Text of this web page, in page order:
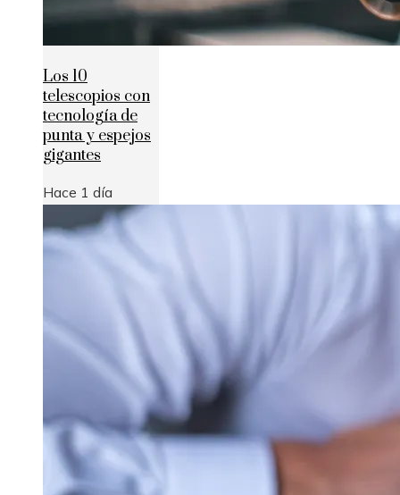
Los 10
telescopios con
tecnología de
punta y espejos
gigantes
Hace 1 día